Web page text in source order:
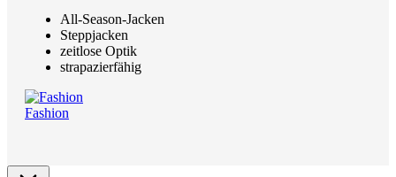
All-Season-Jacken
Steppjacken
zeitlose Optik
strapazierfähig
Fashion